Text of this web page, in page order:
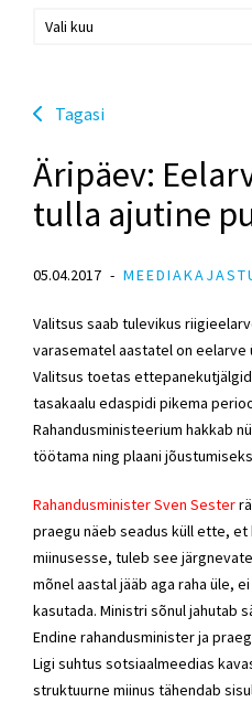
Tagasi
Äripäev:
tulla ajutine
05.04.2017
Valitsus saab tulevikus
varasematel aastatel on eelarve
Valitsus toetas
tasakaalu edaspidi pikema
Rahandusministeerium hakkab
töötama ning plaani
Rahandusminister Sven Sester
praegu näeb seadus küll ette, et
miinusesse, tuleb see
mõnel aastal jääb aga raha üle,
kasutada. Ministri sõnul jahutab
Endine rahandusminister ja
Ligi suhtus sotsiaalmeedias
struktuurne miinus tähendab